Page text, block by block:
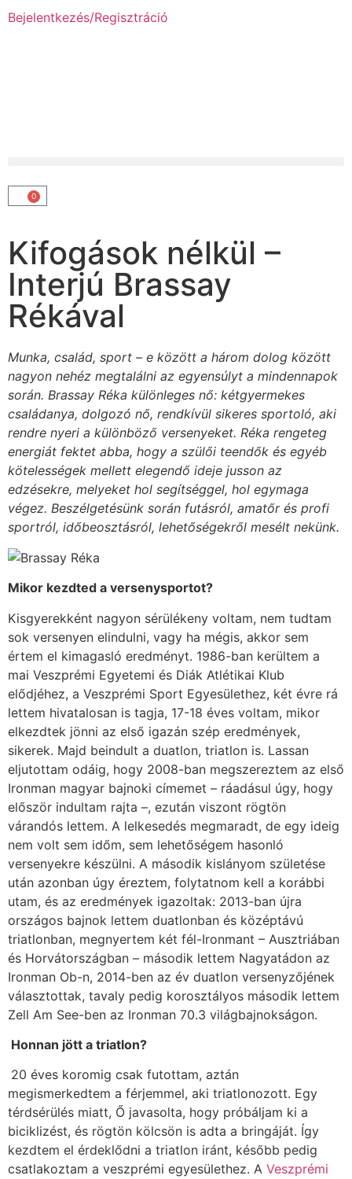
Bejelentkezés/Regisztráció
0
Kifogások nélkül –
Interjú Brassay
Rékával
Munka, család, sport – e között a három dolog között
nagyon nehéz megtalálni az egyensúlyt a mindennapok
során. Brassay Réka különleges nő: kétgyermekes
családanya, dolgozó nő, rendkívül sikeres sportoló, aki
rendre nyeri a különböző versenyeket. Réka rengeteg
energiát fektet abba, hogy a szülői teendők és egyéb
kötelességek mellett elegendő ideje jusson az
edzésekre, melyeket hol segítséggel, hol egymaga
végez. Beszélgetésünk során futásról, amatőr és profi
sportról, időbeosztásról, lehetőségekről mesélt nekünk.
Mikor kezdted a versenysportot?
Kisgyerekként nagyon sérülékeny voltam, nem tudtam
sok versenyen elindulni, vagy ha mégis, akkor sem
értem el kimagasló eredményt. 1986-ban kerültem a
mai Veszprémi Egyetemi és Diák Atlétikai Klub
elődjéhez, a Veszprémi Sport Egyesülethez, két évre rá
lettem hivatalosan is tagja, 17-18 éves voltam, mikor
elkezdtek jönni az első igazán szép eredmények,
sikerek. Majd beindult a duatlon, triatlon is. Lassan
eljutottam odáig, hogy 2008-ban megszereztem az első
Ironman magyar bajnoki címemet – ráadásul úgy, hogy
először indultam rajta –, ezután viszont rögtön
várandós lettem. A lelkesedés megmaradt, de egy ideig
nem volt sem időm, sem lehetőségem hasonló
versenyekre készülni. A második kislányom születése
után azonban úgy éreztem, folytatnom kell a korábbi
utam, és az eredmények igazoltak: 2013-ban újra
országos bajnok lettem duatlonban és középtávú
triatlonban, megnyertem két fél-Ironmant – Ausztriában
és Horvátországban – második lettem Nagyatádon az
Ironman Ob-n, 2014-ben az év duatlon versenyzőjének
választottak, tavaly pedig korosztályos második lettem
Zell Am See-ben az Ironman 70.3 világbajnokságon.
Honnan jött a triatlon?
20 éves koromig csak futottam, aztán
megismerkedtem a férjemmel, aki triatlonozott. Egy
térdsérülés miatt, Ő javasolta, hogy próbáljam ki a
biciklizést, és rögtön kölcsön is adta a bringáját. Így
kezdtem el érdeklődni a triatlon iránt, később pedig
csatlakoztam a veszprémi egyesülethez. A Veszprémi